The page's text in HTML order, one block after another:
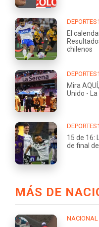
El
chilenos
Mira
Unido -
15 de 16:
de final
MÁS DE
NACIONAL